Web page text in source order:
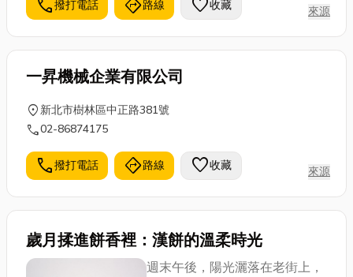
call撥打電話 directions路線 favorite收藏 來源
一昇機械企業有限公司
location_on新北市樹林區中正路381號
call02-86874175
call撥打電話 directions路線 favorite收藏 來源
歲月揉進餅香裡：漢餅的溫柔時光
週末午後，陽光灑落在老街上，